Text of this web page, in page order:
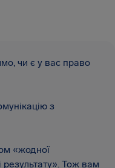
чи є у вас право
з
«жодної
результату». Тож вам